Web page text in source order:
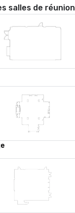
salles de réunion